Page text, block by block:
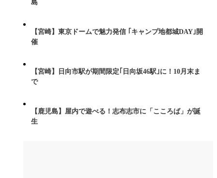
島
【宮崎】東京ドームで魅力発信 ｢キャンプ地都城DAY｣開
催
【宮崎】日向市駅が期間限定｢日向坂46駅｣に！10月末ま
で
【鹿児島】屋内で遊べる！志布志市に「こころば」が誕
生